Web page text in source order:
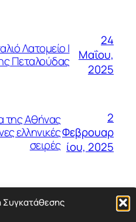
Συγκατάθεσης
Λατομείο |
Πεταλούδας
24
Μαΐου,
2025
της Αθήνας
ελληνικές
σειρές
2
Φεβρουαρ
ίου, 2025